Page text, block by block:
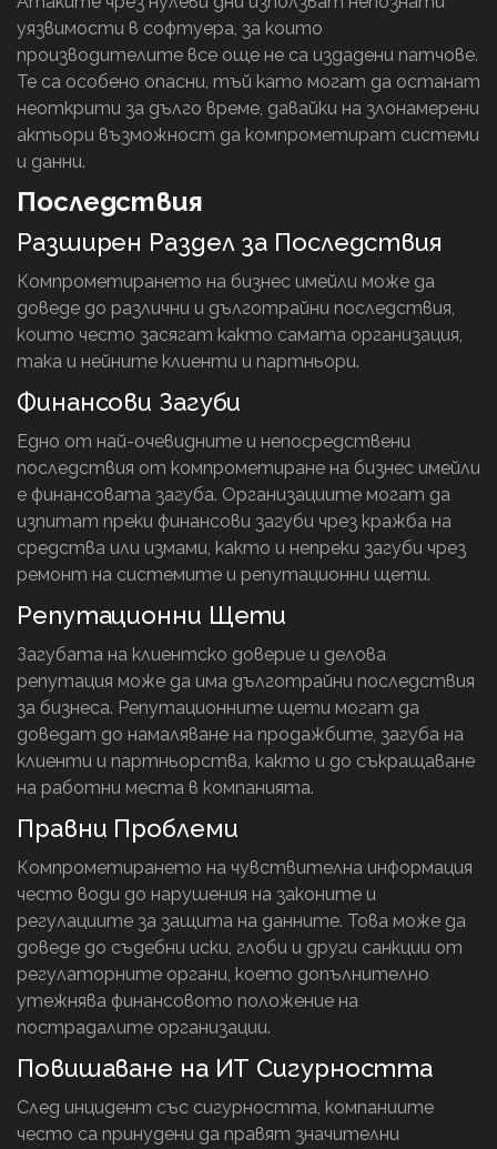
уязвимости в софтуера, за които
производителите все още не са издадени патчове.
Те са особено опасни, тъй като могат да останат
неоткрити за дълго време, давайки на злонамерени
актьори възможност да компрометират системи
и данни.
Последствия
Разширен Раздел за Последствия
Компрометирането на бизнес имейли може да
доведе до различни и дълготрайни последствия,
които често засягат както самата организация,
така и нейните клиенти и партньори.
Финансови Загуби
Едно от най-очевидните и непосредствени
последствия от компрометиране на бизнес имейли
е финансовата загуба. Организациите могат да
изпитат преки финансови загуби чрез кражба на
средства или измами, както и непреки загуби чрез
ремонт на системите и репутационни щети.
Репутационни Щети
Загубата на клиентско доверие и делова
репутация може да има дълготрайни последствия
за бизнеса. Репутационните щети могат да
доведат до намаляване на продажбите, загуба на
клиенти и партньорства, както и до съкращаване
на работни места в компанията.
Правни Проблеми
Компрометирането на чувствителна информация
често води до нарушения на законите и
регулациите за защита на данните. Това може да
доведе до съдебни иски, глоби и други санкции от
регулаторните органи, което допълнително
утежнява финансовото положение на
пострадалите организации.
Повишаване на ИТ Сигурността
След инцидент със сигурността, компаниите
често са принудени да правят значителни